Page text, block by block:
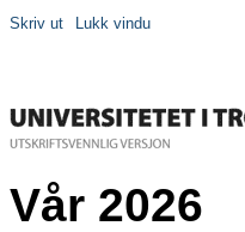
Skriv ut Lukk vindu
Vår 2026